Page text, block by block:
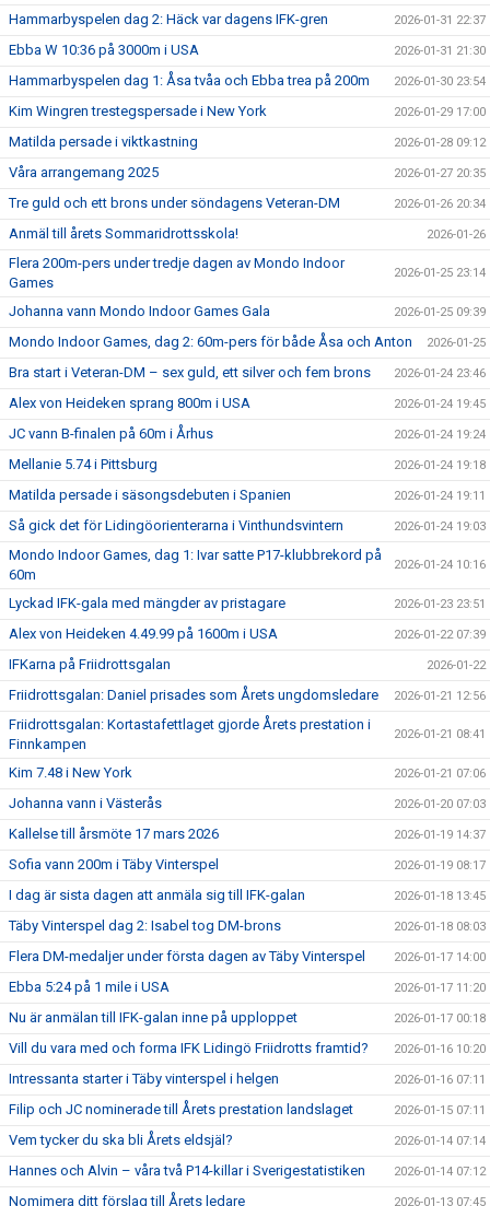
Hammarbyspelen dag 2: Häck var dagens IFK-gren 2026-01-31 22:37
Ebba W 10:36 på 3000m i USA 2026-01-31 21:30
Hammarbyspelen dag 1: Åsa tvåa och Ebba trea på 200m 2026-01-30 23:54
Kim Wingren trestegspersade i New York 2026-01-29 17:00
Matilda persade i viktkastning 2026-01-28 09:12
Våra arrangemang 2025 2026-01-27 20:35
Tre guld och ett brons under söndagens Veteran-DM 2026-01-26 20:34
Anmäl till årets Sommaridrottsskola! 2026-01-26
Flera 200m-pers under tredje dagen av Mondo Indoor
Games
2026-01-25 23:14
Johanna vann Mondo Indoor Games Gala 2026-01-25 09:39
Mondo Indoor Games, dag 2: 60m-pers för både Åsa och Anton 2026-01-25
Bra start i Veteran-DM – sex guld, ett silver och fem brons 2026-01-24 23:46
Alex von Heideken sprang 800m i USA 2026-01-24 19:45
JC vann B-finalen på 60m i Århus 2026-01-24 19:24
Mellanie 5.74 i Pittsburg 2026-01-24 19:18
Matilda persade i säsongsdebuten i Spanien 2026-01-24 19:11
Så gick det för Lidingöorienterarna i Vinthundsvintern 2026-01-24 19:03
Mondo Indoor Games, dag 1: Ivar satte P17-klubbrekord på
60m
2026-01-24 10:16
Lyckad IFK-gala med mängder av pristagare 2026-01-23 23:51
Alex von Heideken 4.49.99 på 1600m i USA 2026-01-22 07:39
IFKarna på Friidrottsgalan 2026-01-22
Friidrottsgalan: Daniel prisades som Årets ungdomsledare 2026-01-21 12:56
Friidrottsgalan: Kortastafettlaget gjorde Årets prestation i
Finnkampen
2026-01-21 08:41
Kim 7.48 i New York 2026-01-21 07:06
Johanna vann i Västerås 2026-01-20 07:03
Kallelse till årsmöte 17 mars 2026 2026-01-19 14:37
Sofia vann 200m i Täby Vinterspel 2026-01-19 08:17
I dag är sista dagen att anmäla sig till IFK-galan 2026-01-18 13:45
Täby Vinterspel dag 2: Isabel tog DM-brons 2026-01-18 08:03
Flera DM-medaljer under första dagen av Täby Vinterspel 2026-01-17 14:00
Ebba 5:24 på 1 mile i USA 2026-01-17 11:20
Nu är anmälan till IFK-galan inne på upploppet 2026-01-17 00:18
Vill du vara med och forma IFK Lidingö Friidrotts framtid? 2026-01-16 10:20
Intressanta starter i Täby vinterspel i helgen 2026-01-16 07:11
Filip och JC nominerade till Årets prestation landslaget 2026-01-15 07:11
Vem tycker du ska bli Årets eldsjäl? 2026-01-14 07:14
Hannes och Alvin – våra två P14-killar i Sverigestatistiken 2026-01-14 07:12
Nomimera ditt förslag till Årets ledare 2026-01-13 07:45